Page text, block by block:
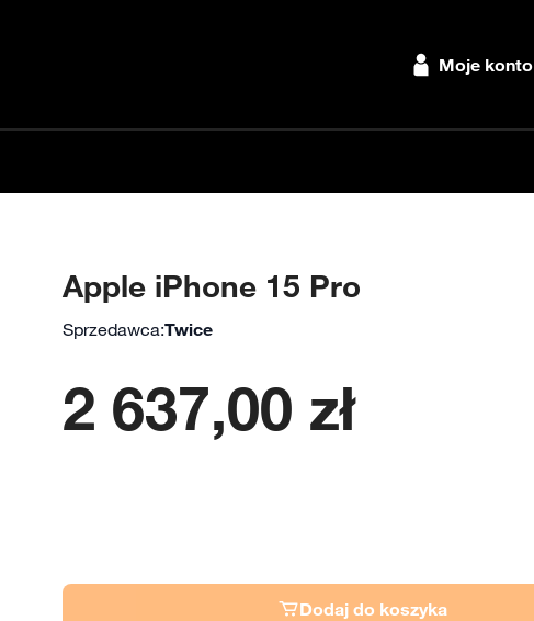
Moje konto
Apple iPhone 15 Pro
Sprzedawca:Twice
Od
2 637,00 zł
Dodaj do koszyka